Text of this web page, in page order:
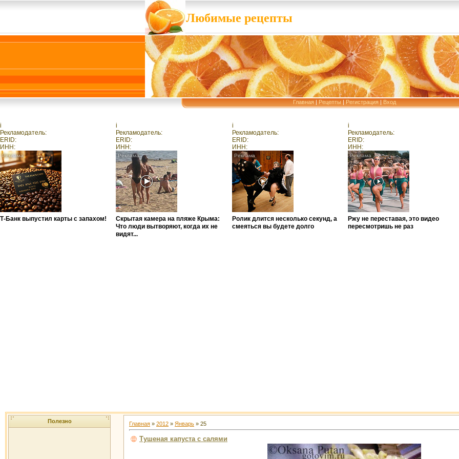
Любимые рецепты
Главная| Рецепты| Регистрация| Вход
i
Рекламодатель:
ERID:
ИНН:
Т-Банк выпустил карты с запахом!
i
Рекламодатель:
ERID:
ИНН:
Скрытая камера на пляже Крыма:
Что люди вытворяют, когда их не
видят...
i
Рекламодатель:
ERID:
ИНН:
Ролик длится несколько секунд, а
смеяться вы будете долго
i
Рекламодатель:
ERID:
ИНН:
Ржу не переставая, это видео
пересмотришь не раз
Полезно Главная » 2012 » Январь » 25
Тушеная капуста с салями